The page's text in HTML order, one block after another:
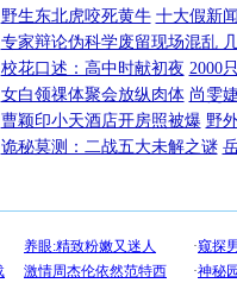
野生东北虎咬死黄牛 十大假新
专家辩论伪科学废留现场混乱
校花口述：高中时献初夜 2000
女白领祼体聚会放纵肉体 尚雯
曹颖印小天酒店开房照被爆 野
诡秘莫测：二战五大未解之谜